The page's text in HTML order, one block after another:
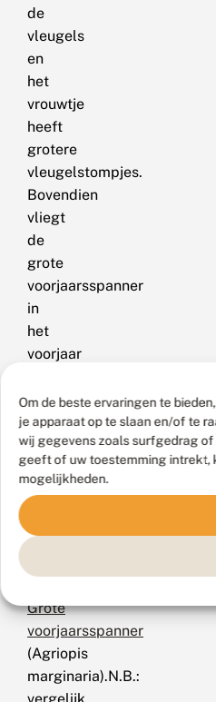
Om de beste ervaringen te
je apparaat op te slaan en/of te
wij gegevens zoals surfgedrag of
geeft of uw toestemming intrekt,
mogelijkheden.
de
vleugels
en
het
vrouwtje
heeft
grotere
vleugelstompjes.
Bovendien
vliegt
de
grote
voorjaarsspanner
in
het
voorjaar
de
najaarsspanner
in
het
najaar.
Gelijkende
rups
Grote
voorjaarsspanner
(Agriopis
marginaria).N.B.: